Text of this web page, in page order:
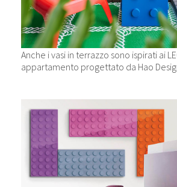
Anche i vasi in terrazzo sono ispirati ai
appartamento progettato da Hao